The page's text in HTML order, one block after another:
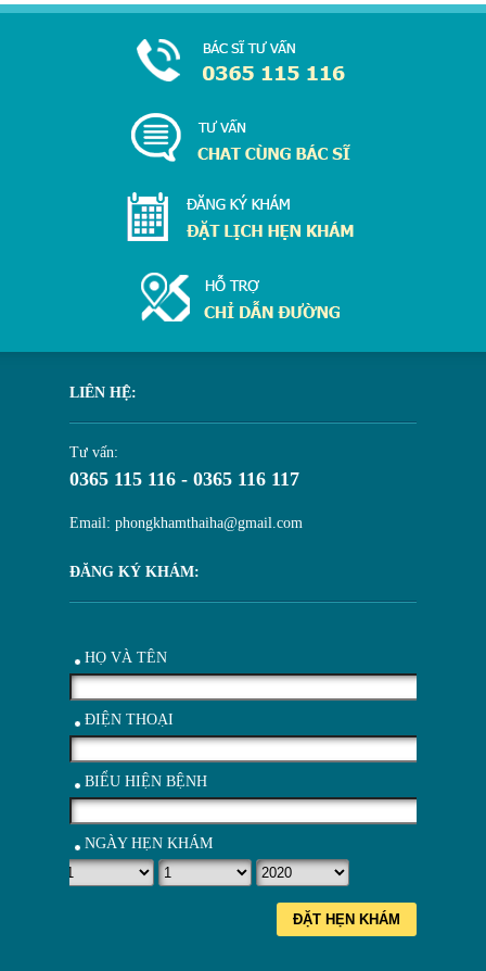
LIÊN HỆ:
Tư vấn:
0365 115 116 - 0365 116 117
Email: phongkhamthaiha@gmail.com
ĐĂNG KÝ KHÁM:
HỌ VÀ TÊN
ĐIỆN THOẠI
BIỂU HIỆN BỆNH
NGÀY HẸN KHÁM
ĐẶT HẸN KHÁM